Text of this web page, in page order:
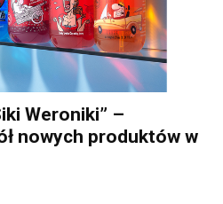
Weroniki” –
nowych produktów w